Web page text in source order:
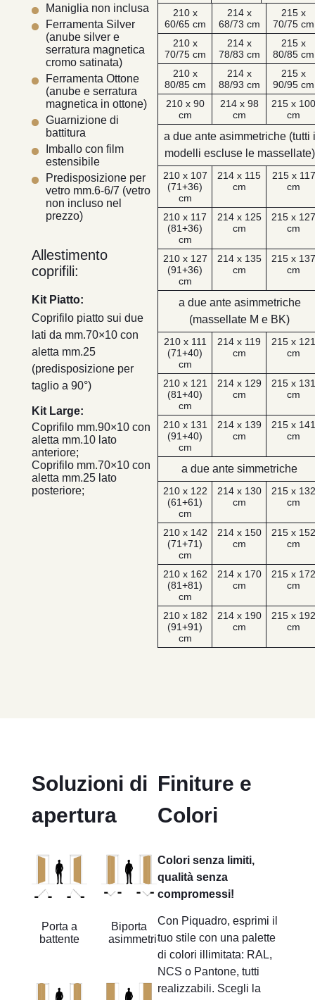
210 x
60/65 cm
214 x
68/73 cm
215 x
70/75 cm
210 x
70/75 cm
214 x
78/83 cm
215 x
80/85 cm
210 x
80/85 cm
214 x
88/93 cm
215 x
90/95 cm
210 x 90
cm
214 x 98
cm
215 x
cm
a due ante asimmetriche (tutti i
modelli escluse le massellate)
210 x 107
(71+36)
cm
214 x 115
cm
215 x 117
cm
210 x 117
(81+36)
cm
214 x 125
cm
215 x
cm
210 x 127
(91+36)
cm
214 x 135
cm
215 x
cm
a due ante asimmetriche
(massellate M e BK)
210 x 111
(71+40)
cm
214 x 119
cm
215 x
cm
210 x 121
(81+40)
cm
214 x 129
cm
215 x
cm
210 x 131
(91+40)
cm
214 x 139
cm
215 x
cm
a due ante simmetriche
210 x 122
(61+61)
cm
214 x 130
cm
215 x
cm
210 x 142
(71+71)
cm
214 x 150
cm
215 x
cm
210 x 162
(81+81)
cm
214 x 170
cm
215 x
cm
210 x 182
(91+91)
cm
214 x 190
cm
215 x
cm
Maniglia non inclusa
Ferramenta Silver
(anube silver e
serratura magnetica
cromo satinata)
Ferramenta Ottone
(anube e serratura
magnetica in ottone)
Guarnizione di
battitura
Imballo con film
estensibile
Predisposizione per
vetro mm.6-6/7 (vetro
non incluso nel
prezzo)
Allestimento
coprifili:
Kit Piatto:
Coprifilo piatto sui due
lati da mm.70×10 con
aletta mm.25
(predisposizione per
taglio a 90°)
Kit Large:
Coprifilo mm.90×10 con
aletta mm.10 lato
anteriore;
Coprifilo mm.70×10 con
aletta mm.25 lato
posteriore;
Soluzioni di
apertura
Porta a
battente
Biporta
asimmetrica
Finiture e
Colori
Colori senza limiti,
qualità senza
compromessi!
Con Piquadro, esprimi il
tuo stile con una palette
di colori illimitata: RAL,
NCS o Pantone, tutti
realizzabili. Scegli la